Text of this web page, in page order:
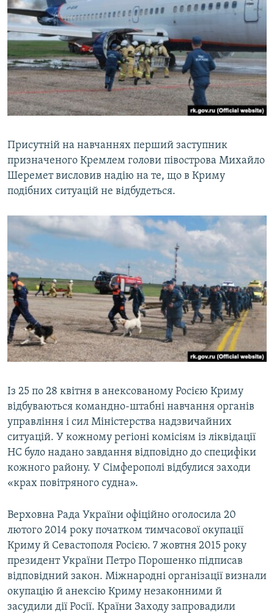
Присутній на навчаннях перший заступник
призначеного Кремлем голови півострова Михайло
Шеремет висловив надію на те, що в Криму
подібних ситуацій не відбудеться.
Із 25 по 28 квітня в анексованому Росією Криму
відбуваються командно-штабні навчання органів
управління і сил Міністерства надзвичайних
ситуацій. У кожному регіоні комісіям із ліквідації
НС було надано завдання відповідно до специфіки
кожного району. У Сімферополі відбулися заходи
«крах повітряного судна».
Верховна Рада України офіційно оголосила 20
лютого 2014 року початком тимчасової окупації
Криму й Севастополя Росією. 7 жовтня 2015 року
президент України Петро Порошенко підписав
відповідний закон. Міжнародні організації визнали
окупацію й анексію Криму незаконними й
засудили дії Росії. Країни Заходу запровадили